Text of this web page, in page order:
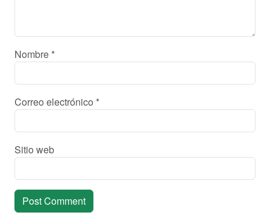
Nombre *
Correo electrónico *
Sitio web